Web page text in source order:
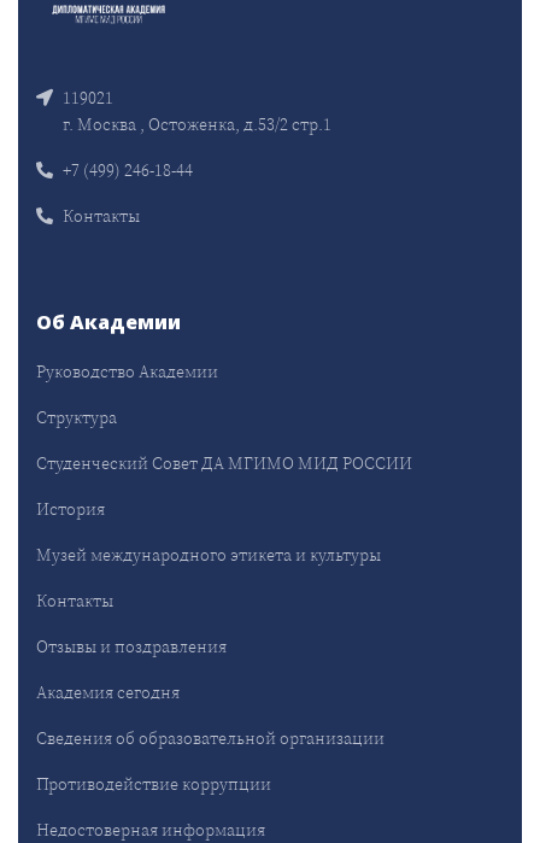
119021
г. Москва , Остоженка, д.53/2 стр.1
+7 (499) 246-18-44
Контакты
Об Академии
Руководство Академии
Структура
Студенческий Совет ДА МГИМО МИД РОССИИ
История
Музей международного этикета и культуры
Контакты
Отзывы и поздравления
Академия сегодня
Сведения об образовательной организации
Противодействие коррупции
Недостоверная информация